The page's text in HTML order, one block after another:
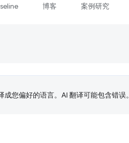
博客 案例研究
您偏好的语言。AI 翻译可能包含错误。